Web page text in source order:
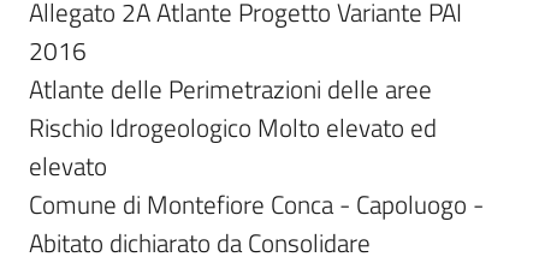
Argomenti
Allegato 2A Atlante Progetto Variante PAI
2016
Atlante delle Perimetrazioni delle aree
Rischio Idrogeologico Molto elevato ed
elevato
Comune di Montefiore Conca - Capoluogo -
Abitato dichiarato da Consolidare